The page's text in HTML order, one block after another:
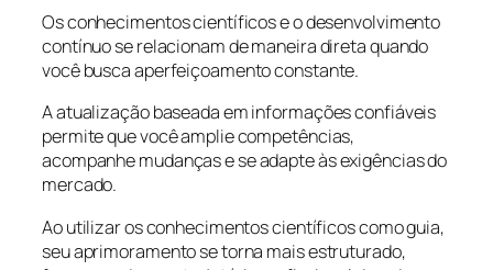
Os conhecimentos científicos e o desenvolvimento
contínuo se relacionam de maneira direta quando
você busca aperfeiçoamento constante.
A atualização baseada em informações confiáveis
permite que você amplie competências,
acompanhe mudanças e se adapte às exigências do
mercado.
Ao utilizar os conhecimentos científicos como guia,
seu aprimoramento se torna mais estruturado,